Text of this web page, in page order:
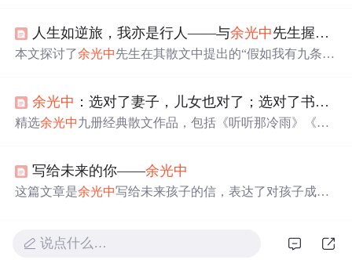
等，展示了余光中 对生活和文化的独特洞察。
界。透过文字，读者可以感受到余光中对生活、历史和文
化的深刻洞察。
人生如逆旅，我亦是行人——与余光中先生握一次手（一）
本文探讨了余光中先生在其散文中提出的“假如我有九条
章通过余光中的个人经历，反映了他对于生活、家庭、文
学创作及个人成长的深刻理解。
余光中 ：选对了妻子，儿女也对了；选对了书，人生也对了丨好书优选
精选余光中九册经典散文作品，包括《听听那冷雨》《逍
独特见解。
写给未来的你——余光中
这篇文章是余光中写给未来孩子的信，表达了对孩子成为
持自我，同时要踏实做人，珍视友情，保持独立思考。
说点什么…